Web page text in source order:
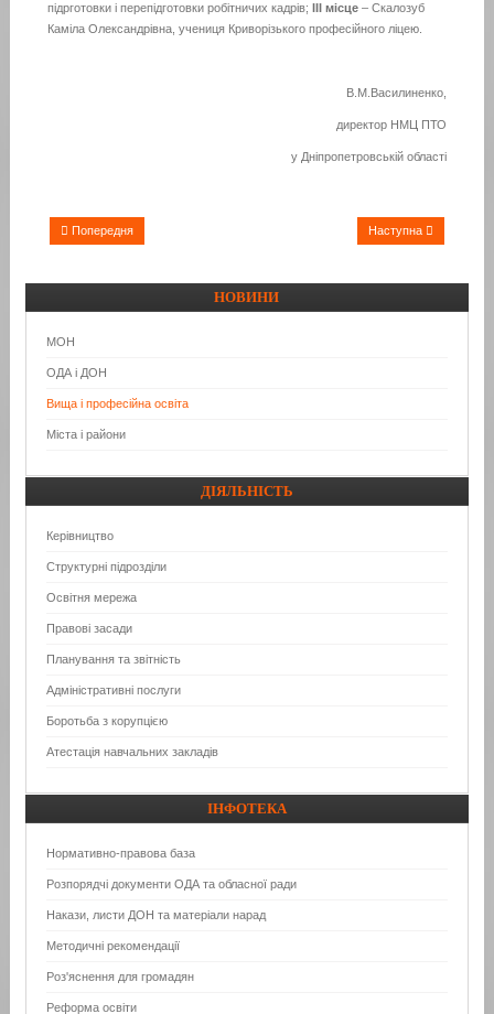
підрготовки і перепідготовки робітничих кадрів;
ІІІ місце– Скалозуб
Каміла Олександрівна, учениця Криворізького професійного ліцею.
В.М.Василиненко,
директор НМЦ ПТО
у Дніпропетровській області
Попередня Наступна
НОВИНИ
МОН
ОДА і ДОН
Вища і професійна освіта
Міста і райони
ДІЯЛЬНІСТЬ
Керівництво
Структурні підрозділи
Освітня мережа
Правові засади
Планування та звітність
Адміністративні послуги
Боротьба з корупцією
Атестація навчальних закладів
ІНФОТЕКА
Нормативно-правова база
Розпорядчі документи ОДА та обласної ради
Накази, листи ДОН та матеріали нарад
Методичні рекомендації
Роз'яснення для громадян
Реформа освіти